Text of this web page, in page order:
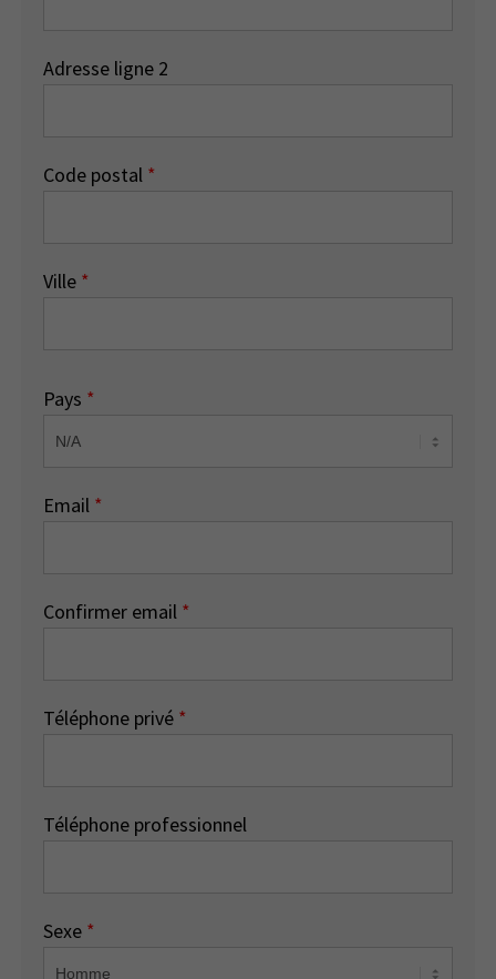
Adresse ligne 2
Code postal *
Ville *
Pays *
Email *
Confirmer email *
Téléphone privé *
Téléphone professionnel
Sexe *